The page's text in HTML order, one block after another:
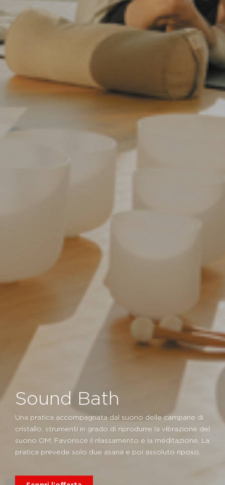
Sound Bath
Una pratica accompagnata dal suono delle campane di
cristallo, strumenti in grado di riprodurre la vibrazione del
suono OM. Favorisce il rilassamento e la meditazione. La
pratica prevede solo due asana e poi assoluto riposo.